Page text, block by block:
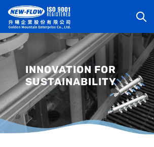
關於升暘
最新消息
知識文章
INNOVATION FOR
SUSTAINABILITY